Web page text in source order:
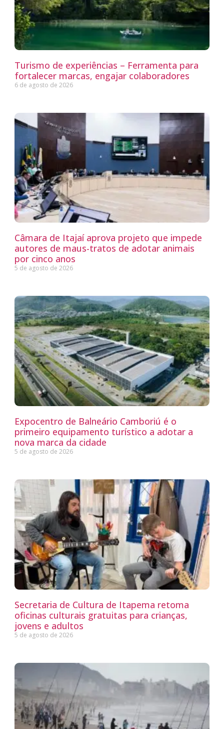
Turismo de experiências – Ferramenta para
fortalecer marcas, engajar colaboradores
6 de agosto de 2026
Câmara de Itajaí aprova projeto que impede
autores de maus-tratos de adotar animais
por cinco anos
5 de agosto de 2026
Expocentro de Balneário Camboriú é o
primeiro equipamento turístico a adotar a
nova marca da cidade
5 de agosto de 2026
Secretaria de Cultura de Itapema retoma
oficinas culturais gratuitas para crianças,
jovens e adultos
5 de agosto de 2026